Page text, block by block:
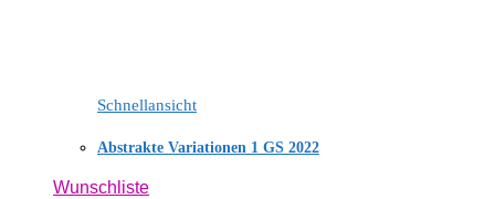
Schnellansicht
Abstrakte Variationen 1 GS 2022
Wunschliste